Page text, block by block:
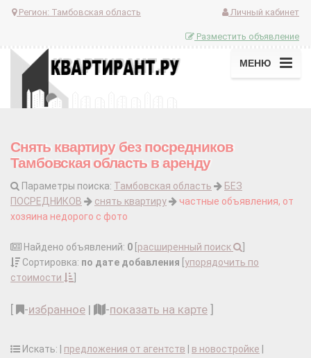
Регион: Тамбовская область Личный кабинет
Разместить объявление
МЕНЮ
Снять квартиру без посредников
Тамбовская область в аренду
Параметры поиска: Тамбовская область
БЕЗ
ПОСРЕДНИКОВ
снять квартиру
частные объявления, от
хозяина недорого с фото
Найдено объявлений: 0 расширенный поиск
Сортировка: по дате добавления упорядочить по
стоимости
-избранное | -показать на карте
Искать: | предложения от агентств в новостройке